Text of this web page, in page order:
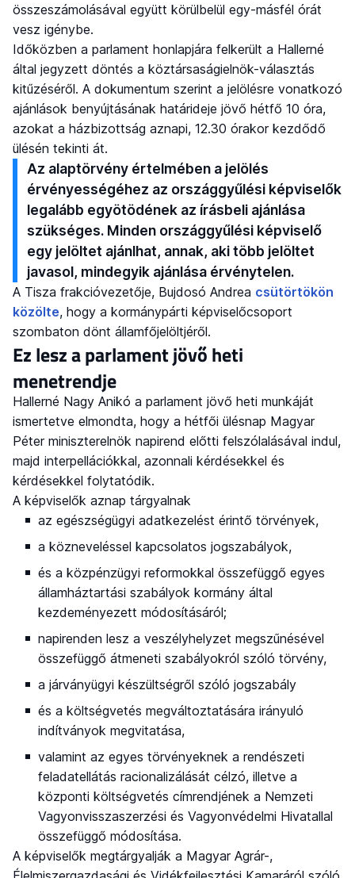
összeszámolásával együtt körülbelül egy-másfél órát
vesz igénybe.
Időközben a parlament honlapjára felkerült a Hallerné
által jegyzett döntés a köztársaságielnök-választás
kitűzéséről. A dokumentum szerint a jelölésre vonatkozó
ajánlások benyújtásának határideje jövő hétfő 10 óra,
azokat a házbizottság aznapi, 12.30 órakor kezdődő
ülésén tekinti át.
Az alaptörvény értelmében a jelölés
érvényességéhez az országgyűlési képviselők
legalább egyötödének az írásbeli ajánlása
szükséges. Minden országgyűlési képviselő
egy jelöltet ajánlhat, annak, aki több jelöltet
javasol, mindegyik ajánlása érvénytelen.
A Tisza frakcióvezetője, Bujdosó Andrea csütörtökön
közölte, hogy a kormánypárti képviselőcsoport
szombaton dönt államfőjelöltjéről.
Ez lesz a parlament jövő heti
menetrendje
Hallerné Nagy Anikó a parlament jövő heti munkáját
ismertetve elmondta, hogy a hétfői ülésnap Magyar
Péter miniszterelnök napirend előtti felszólalásával indul,
majd interpellációkkal, azonnali kérdésekkel és
kérdésekkel folytatódik.
A képviselők aznap tárgyalnak
az egészségügyi adatkezelést érintő törvények,
a közneveléssel kapcsolatos jogszabályok,
és a közpénzügyi reformokkal összefüggő egyes
államháztartási szabályok kormány által
kezdeményezett módosításáról;
napirenden lesz a veszélyhelyzet megszűnésével
összefüggő átmeneti szabályokról szóló törvény,
a járványügyi készültségről szóló jogszabály
és a költségvetés megváltoztatására irányuló
indítványok megvitatása,
valamint az egyes törvényeknek a rendészeti
feladatellátás racionalizálását célzó, illetve a
központi költségvetés címrendjének a Nemzeti
Vagyonvisszaszerzési és Vagyonvédelmi Hivatallal
összefüggő módosítása.
A képviselők megtárgyalják a Magyar Agrár-,